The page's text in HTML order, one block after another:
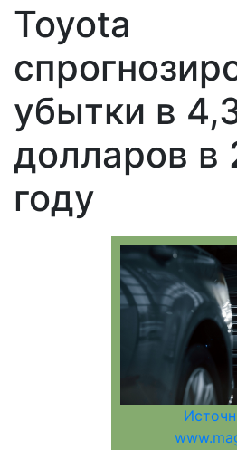
Toyota
убытки в
долларов в
году